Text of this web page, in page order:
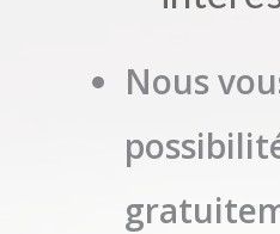
Nous